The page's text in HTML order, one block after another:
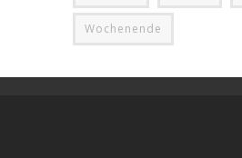
Wochenende